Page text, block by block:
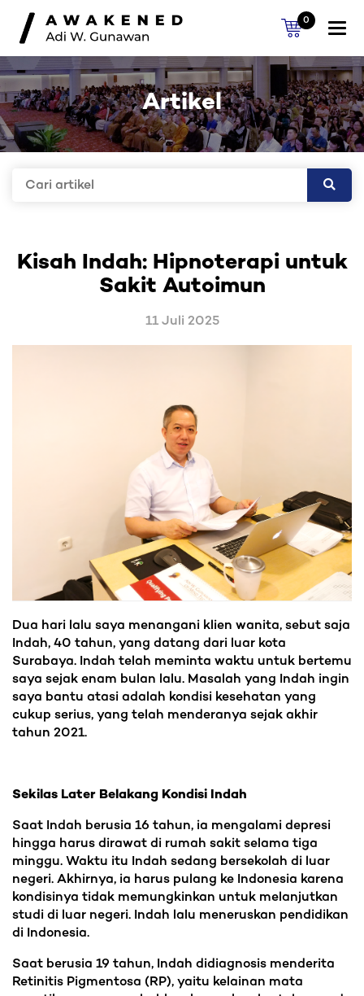
0
Artikel
Kisah Indah: Hipnoterapi untuk
Sakit Autoimun
11 Juli 2025
Dua hari lalu saya menangani klien wanita, sebut saja
Indah, 40 tahun, yang datang dari luar kota
Surabaya. Indah telah meminta waktu untuk bertemu
saya sejak enam bulan lalu. Masalah yang Indah ingin
saya bantu atasi adalah kondisi kesehatan yang
cukup serius, yang telah menderanya sejak akhir
tahun 2021.
Sekilas Later Belakang Kondisi Indah
Saat Indah berusia 16 tahun, ia mengalami depresi
hingga harus dirawat di rumah sakit selama tiga
minggu. Waktu itu Indah sedang bersekolah di luar
negeri. Akhirnya, ia harus pulang ke Indonesia karena
kondisinya tidak memungkinkan untuk melanjutkan
studi di luar negeri. Indah lalu meneruskan pendidikan
di Indonesia.
Saat berusia 19 tahun, Indah didiagnosis menderita
Retinitis Pigmentosa (RP), yaitu kelainan mata